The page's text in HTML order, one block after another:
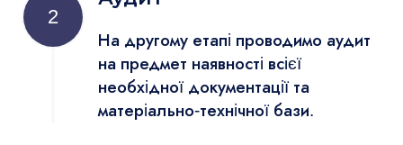
2
На другому етапі проводимо аудит
на предмет наявності всієї
необхідної документації та
матеріально-технічної бази.